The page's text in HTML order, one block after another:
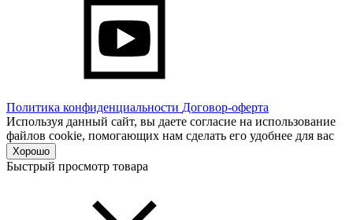
Политика конфиденциальности Договор-оферта
Используя данный сайт, вы даете согласие на использование
файлов cookie, помогающих нам сделать его удобнее для вас
Хорошо
Быстрый просмотр товара